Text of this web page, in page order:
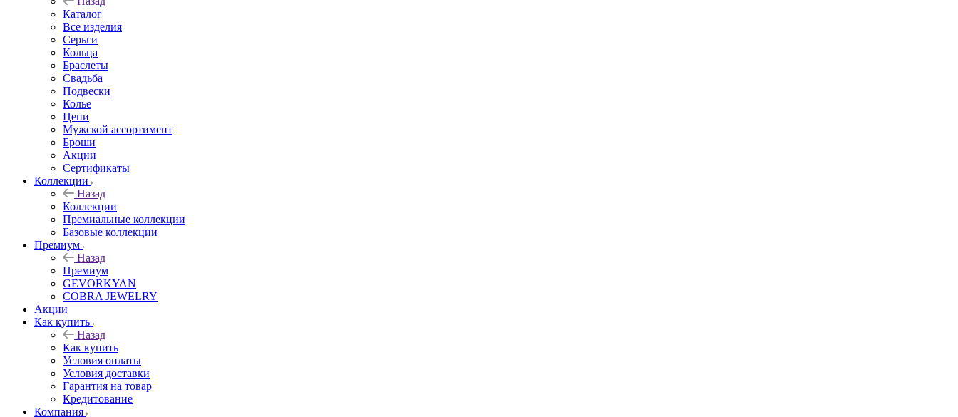
Каталог
Все изделия
Серьги
Кольца
Браслеты
Свадьба
Подвески
Колье
Цепи
Мужской ассортимент
Броши
Акции
Сертификаты
Коллекции
Назад
Коллекции
Премиальные коллекции
Базовые коллекции
Премиум
Назад
Премиум
GEVORKYAN
COBRA JEWELRY
Акции
Как купить
Назад
Как купить
Условия оплаты
Условия доставки
Гарантия на товар
Кредитование
Компания